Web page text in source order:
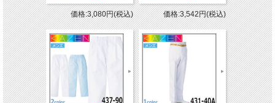
価格:3,080円(税込) 価格:3,542円(税込)